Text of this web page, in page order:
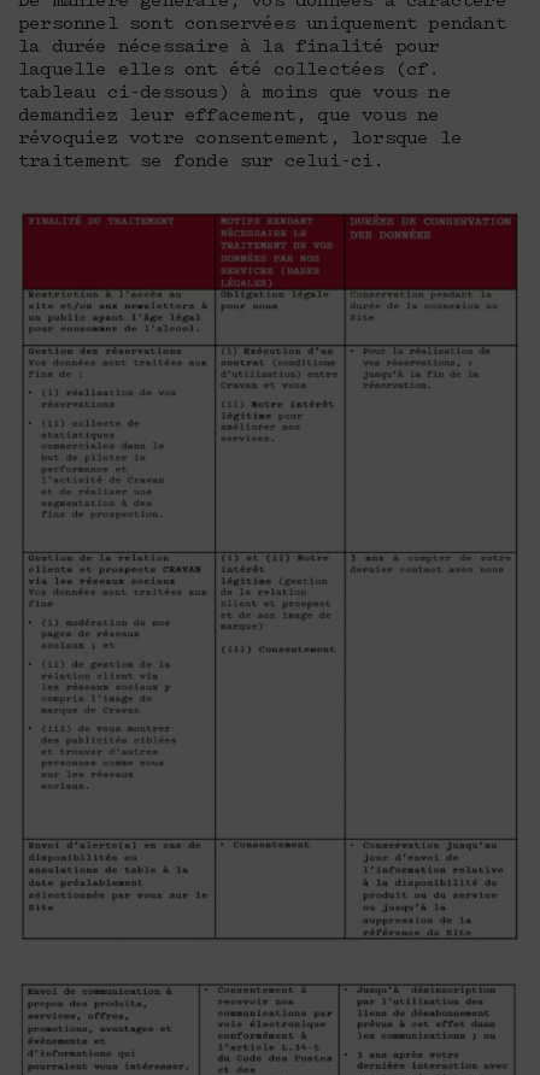
personnel sont conservées uniquement pendant
la durée nécessaire à la finalité pour
laquelle elles ont été collectées (cf.
tableau ci-dessous) à moins que vous ne
demandiez leur effacement, que vous ne
révoquiez votre consentement, lorsque le
traitement se fonde sur celui-ci.